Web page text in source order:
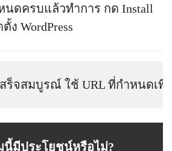
นดครบแล้วทำการ กด Install
ง WordPress
ร็จสมบูรณ์ ใช้ URL ที่กำหนดเพื่
นี้มีประโยชน์หรือไม่?